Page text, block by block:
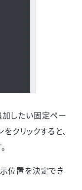
加したい固定ペー
クリックすると、
位置を決定でき